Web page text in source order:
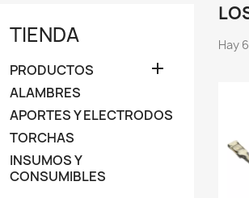
TIENDA
PRODUCTOS 
ALAMBRES
APORTES Y ELECTRODOS
TORCHAS
INSUMOS Y
CONSUMIBLES
Hay